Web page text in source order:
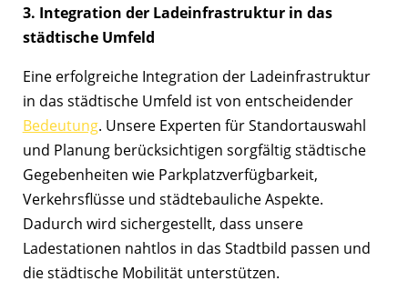
3. Integration der Ladeinfrastruktur in das
städtische Umfeld
Eine erfolgreiche Integration der Ladeinfrastruktur
in das städtische Umfeld ist von entscheidender
Bedeutung. Unsere Experten für Standortauswahl
und Planung berücksichtigen sorgfältig städtische
Gegebenheiten wie Parkplatzverfügbarkeit,
Verkehrsflüsse und städtebauliche Aspekte.
Dadurch wird sichergestellt, dass unsere
Ladestationen nahtlos in das Stadtbild passen und
die städtische Mobilität unterstützen.